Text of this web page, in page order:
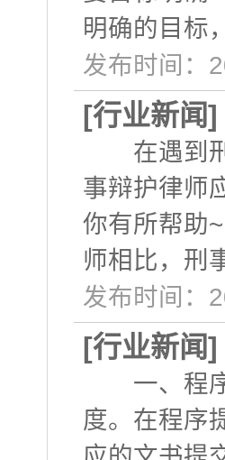
明确的目
发布时间：
[行业新闻]
在遇到刑
事辩护律师
你有所帮
师相比，刑
发布时间：
[行业新闻]
一、程序
度。在程序